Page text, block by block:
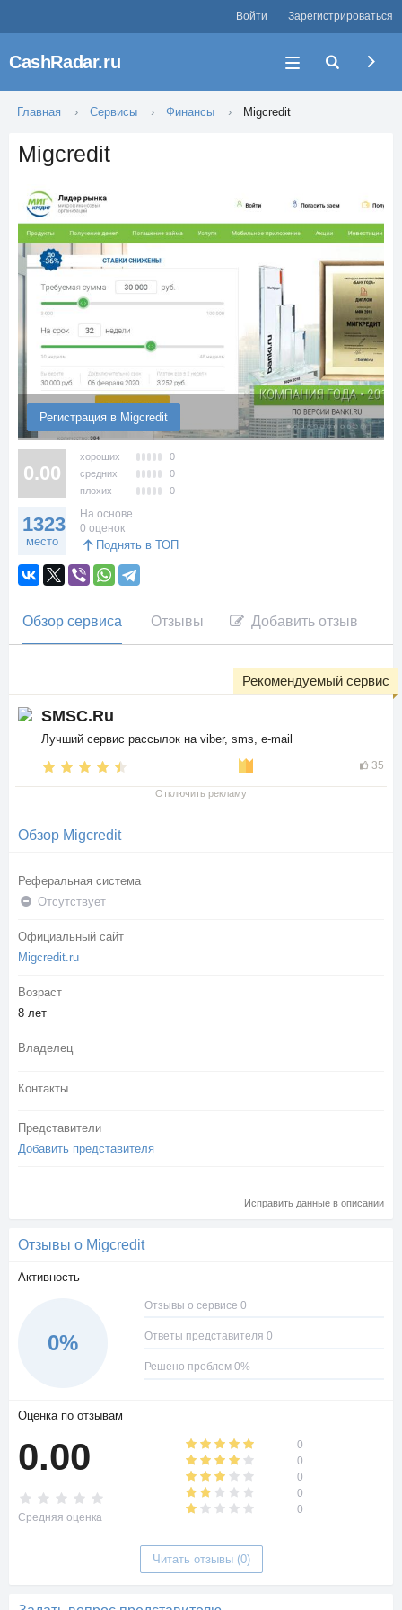
Войти Зарегистрироваться
CashRadar.ru
Главная Сервисы Финансы Migcredit
Migcredit
Регистрация в Migcredit
0.00
хороших
0
средних
0
плохих
0
1323
место
На основе
0 оценок
Поднять в ТОП
Обзор сервиса Отзывы Добавить отзыв
SMSC.Ru
Лучший сервис рассылок на viber, sms, e-mail
35
Рекомендуемый сервис
Отключить рекламу
Обзор Migcredit
Реферальная система
Отсутствует
Официальный сайт
Migcredit.ru
Возраст
8 лет
Владелец
Контакты
Представители
Добавить представителя
Исправить данные в описании
Отзывы о Migcredit
Активность
0%
Отзывы о сервисе 0
Ответы представителя 0
Решено проблем 0%
Оценка по отзывам
0.00
Средняя оценка
0
0
0
0
0
Читать отзывы (0)